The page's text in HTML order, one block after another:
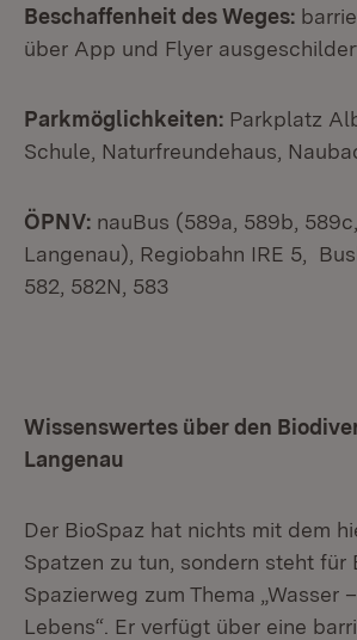
Beschaffenheit des Weges:
über App und Flyer
Parkmöglichkeiten: Parkplatz
Schule, Naturfreundehaus,
ÖPNV: nauBus (589a, 589b,
Langenau), Regiobahn IRE 5,
582, 582N, 583
Wissenswertes über den
Langenau
Der BioSpaz hat nichts mit dem
Spatzen zu tun, sondern steht für
Spazierweg zum Thema „Wasser
Lebens“. Er verfügt über eine